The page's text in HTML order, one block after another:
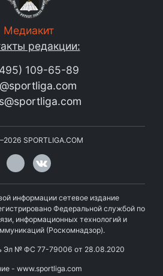
Медиакит
редакции:
109-65-89
SPORTLIGA.COM
информации сетевое издание
Федеральной службой по
информационных технологий и
(Роскомнадзор).
Эл № ФС 77-79006 от 28.08.2020
- www.sportliga.com